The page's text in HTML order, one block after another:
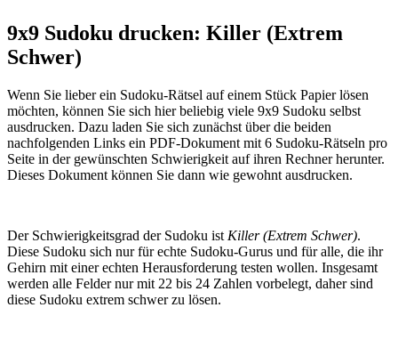
9x9 Sudoku drucken: Killer (Extrem
Schwer)
Wenn Sie lieber ein Sudoku-Rätsel auf einem Stück Papier lösen
möchten, können Sie sich hier beliebig viele 9x9 Sudoku selbst
ausdrucken. Dazu laden Sie sich zunächst über die beiden
nachfolgenden Links ein PDF-Dokument mit 6 Sudoku-Rätseln pro
Seite in der gewünschten Schwierigkeit auf ihren Rechner herunter.
Dieses Dokument können Sie dann wie gewohnt ausdrucken.
Der Schwierigkeitsgrad der Sudoku ist Killer (Extrem Schwer).
Diese Sudoku sich nur für echte Sudoku-Gurus und für alle, die ihr
Gehirn mit einer echten Herausforderung testen wollen. Insgesamt
werden alle Felder nur mit 22 bis 24 Zahlen vorbelegt, daher sind
diese Sudoku extrem schwer zu lösen.